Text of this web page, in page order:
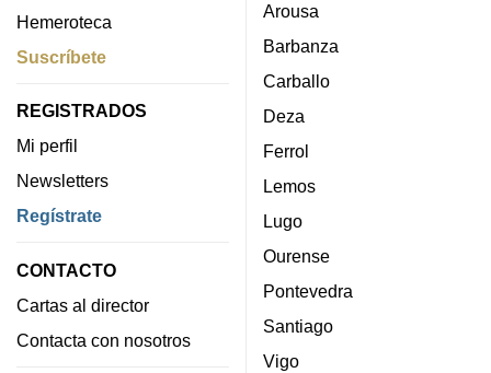
Hemeroteca
Suscríbete
REGISTRADOS
Mi perfil
Newsletters
Regístrate
CONTACTO
Cartas al director
Contacta con nosotros
Arousa
Barbanza
Carballo
Deza
Ferrol
Lemos
Lugo
Ourense
Pontevedra
Santiago
Vigo